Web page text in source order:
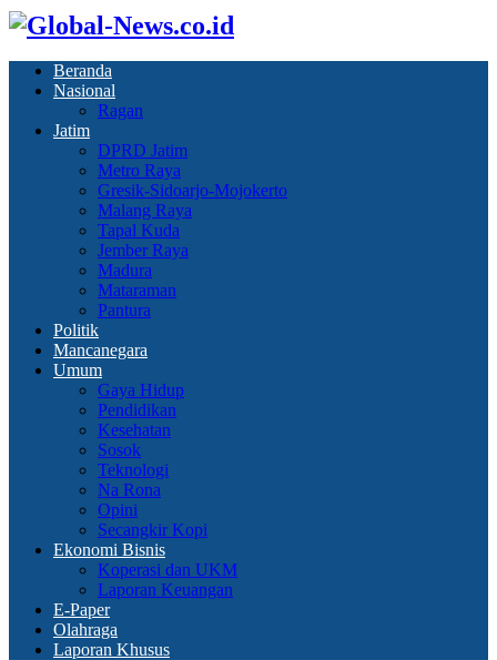
Beranda
Nasional
Ragan
Jatim
DPRD Jatim
Metro Raya
Gresik-Sidoarjo-Mojokerto
Malang Raya
Tapal Kuda
Jember Raya
Madura
Mataraman
Pantura
Politik
Mancanegara
Umum
Gaya Hidup
Pendidikan
Kesehatan
Sosok
Teknologi
Na Rona
Opini
Secangkir Kopi
Ekonomi Bisnis
Koperasi dan UKM
Laporan Keuangan
E-Paper
Olahraga
Laporan Khusus